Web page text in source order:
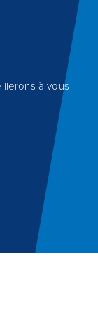
à vous